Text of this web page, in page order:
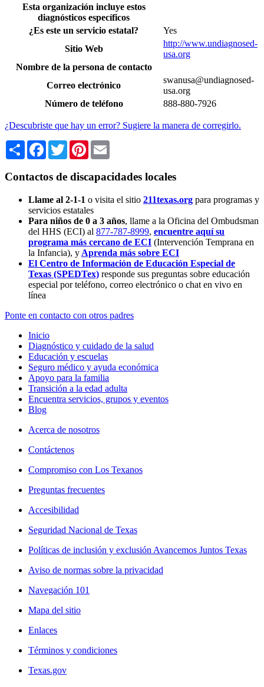
Esta organización incluye estos
diagnósticos específicos
¿Es este un servicio estatal?
Yes
Sitio Web
http://www.undiagnosed-
usa.org
Nombre de la persona de contacto
Correo electrónico
swanusa@undiagnosed-
usa.org
Número de teléfono
888-880-7926
¿Descubriste que hay un error? Sugiere la manera de corregirlo.
Share Facebook
TwitterPinterest
Contactos de discapacidades locales
Llame al 2-1-1 o visita el sitio 211texas.org para programas y
servicios estatales
Para niños de 0 a 3 años, llame a la Oficina del Ombudsman
del HHS (ECI) al 877-787-8999, encuentre aquí su
programa más cercano de ECI (Intervención Temprana en
la Infancia), y Aprenda más sobre ECI
El Centro de Información de Educación Especial de
Texas (SPEDTex) responde sus preguntas sobre educación
especial por teléfono, correo electrónico o chat en vivo en
línea
Ponte en contacto con otros padres
Inicio
Diagnóstico y cuidado de la salud
Educación y escuelas
Seguro médico y ayuda económica
Apoyo para la familia
Transición a la edad adulta
Encuentra servicios, grupos y eventos
Blog
Acerca de nosotros
Contáctenos
Compromiso con Los Texanos
Preguntas frecuentes
Accesibilidad
Seguridad Nacional de Texas
Políticas de inclusión y exclusión Avancemos Juntos Texas
Aviso de normas sobre la privacidad
Navegación 101
Mapa del sitio
Enlaces
Términos y condiciones
Texas.gov